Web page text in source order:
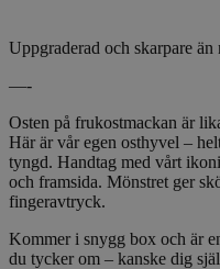
Uppgraderad och skarpare än
—-
Osten på frukostmackan är
Här är vår egen osthyvel –
tyngd. Handtag med vårt
och framsida. Mönstret ger
fingeravtryck.
Kommer i snygg box och är
du tycker om – kanske dig